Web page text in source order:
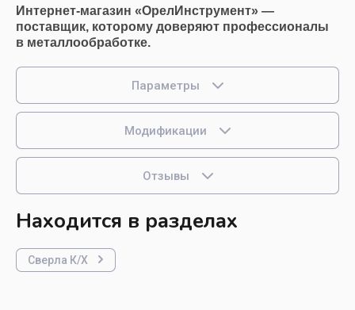
Интернет-магазин «ОрелИнструмент» —
поставщик, которому доверяют профессионалы
в металлообработке.
Параметры
Модификации
Отзывы
Находится в разделах
Сверла К/Х